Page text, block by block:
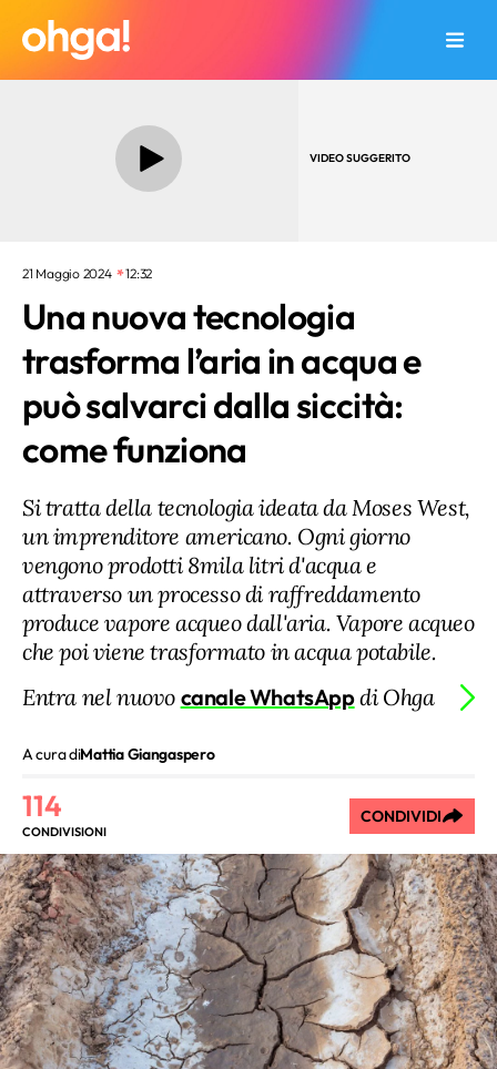
VIDEO SUGGERITO
21 Maggio 2024 12:32
Una nuova tecnologia
trasforma l’aria in acqua e
può salvarci dalla siccità:
come funziona
Si tratta della tecnologia ideata da Moses West,
un imprenditore americano. Ogni giorno
vengono prodotti 8mila litri d'acqua e
attraverso un processo di raffreddamento
produce vapore acqueo dall'aria. Vapore acqueo
che poi viene trasformato in acqua potabile.
Entra nel nuovo canale WhatsAppdi Ohga
A cura diMattia Giangaspero
114
CONDIVISIONI
CONDIVIDI